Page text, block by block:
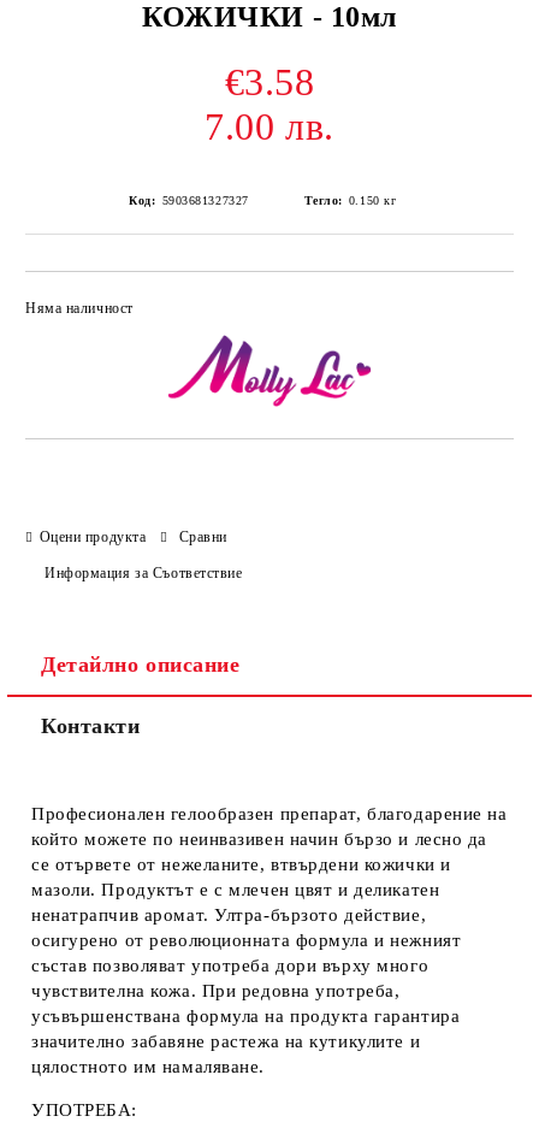
КОЖИЧКИ - 10мл
€3.58
7.00 лв.
Код: 5903681327327 Тегло: 0.150 кг
Няма наличност
Оцени продукта Сравни
Информация за Съответствие
Детайлно описание
Контакти
Професионален гелообразен препарат, благодарение на
който можете по неинвазивен начин бързо и лесно да
се отървете от нежеланите, втвърдени кожички и
мазоли. Продуктът е с млечен цвят и деликатен
ненатрапчив аромат. Ултра-бързото действие,
осигурено от революционната формула и нежният
състав позволяват употреба дори върху много
чувствителна кожа. При редовна употреба,
усъвършенствана формула на продукта гарантира
значително забавяне растежа на кутикулите и
цялостното им намаляване.
УПОТРЕБА: